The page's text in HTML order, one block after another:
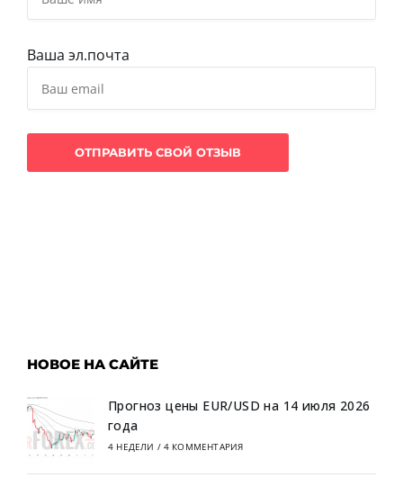
Ваша эл.почта
НОВОЕ НА САЙТЕ
Прогноз цены EUR/USD на 14 июля 2026
года
4 НЕДЕЛИ / 4 КОММЕНТАРИЯ